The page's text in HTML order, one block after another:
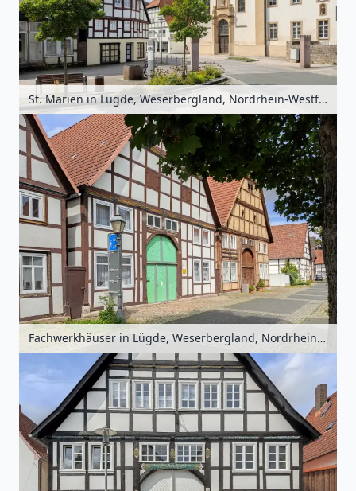
St. Marien in Lügde, Weserbergland, Nordrhein-Westfalen, Deutschland
Fachwerkhäuser in Lügde, Weserbergland, Nordrhein-Westfalen, Deutschland